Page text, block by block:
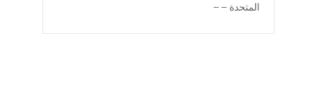
المتحدة – –